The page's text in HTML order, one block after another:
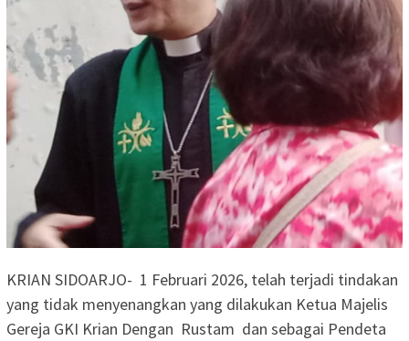
KRIAN SIDOARJO- 1 Februari 2026, telah terjadi tindakan
yang tidak menyenangkan yang dilakukan Ketua Majelis
Gereja GKI Krian Dengan Rustam dan sebagai Pendeta